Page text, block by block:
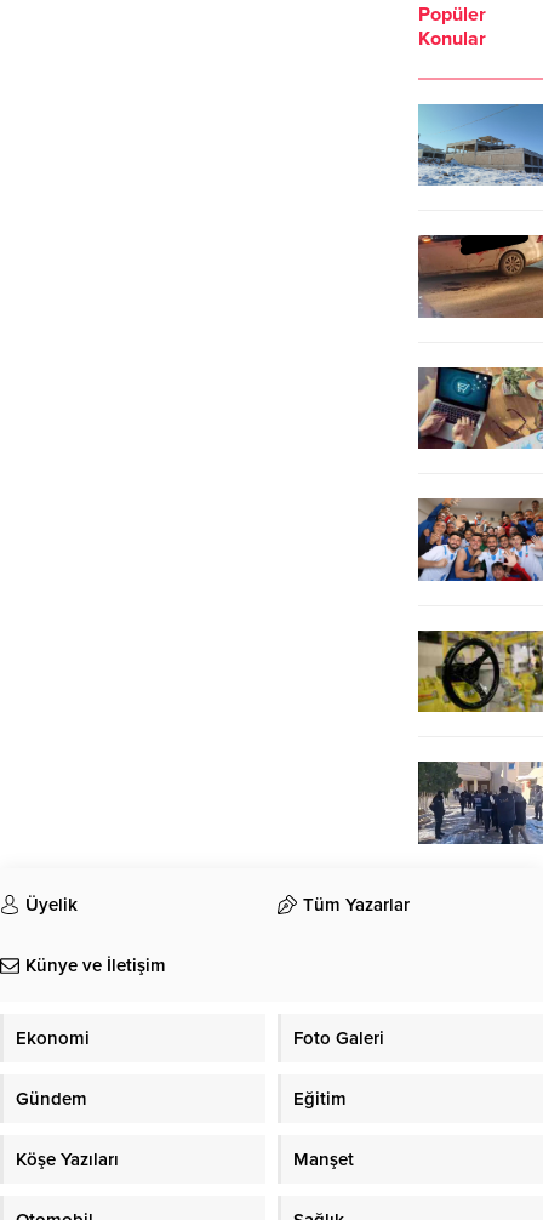
Popüler
Konular
Üyelik Tüm Yazarlar
Künye ve İletişim
Ekonomi Foto Galeri
Gündem Eğitim
Köşe Yazıları Manşet